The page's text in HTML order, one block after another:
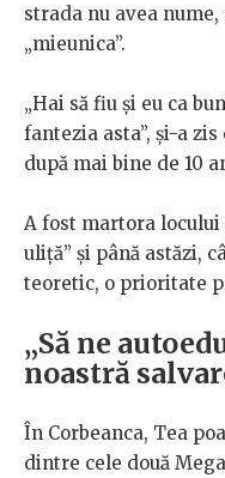
strada nu avea
„mieunica”.
„Hai să fiu și eu ca
fantezia asta”, și-a
după mai bine de 10
A fost martora locului
uliță” și până astăzi,
teoretic, o prioritate
„Să ne
noastră
În Corbeanca, Tea
dintre cele două